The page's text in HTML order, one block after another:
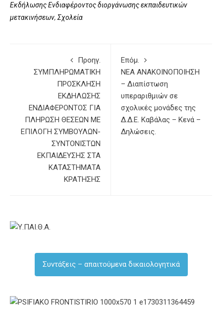
Εκδήλωσης Ενδιαφέροντος διοργάνωσης εκπαιδευτικών
μετακινήσεων, Σχολεία
Προηγ.
ΣΥΜΠΛΗΡΩΜΑΤΙΚΗ
ΠΡΟΣΚΛΗΣΗ
ΕΚΔΗΛΩΣΗΣ
ΕΝΔΙΑΦΕΡΟΝΤΟΣ ΓΙΑ
ΠΛΗΡΩΣΗ ΘΕΣΕΩΝ ΜΕ
ΕΠΙΛΟΓΗ ΣΥΜΒΟΥΛΩΝ-
ΣΥΝΤΟΝΙΣΤΩΝ
ΕΚΠΑΙΔΕΥΣΗΣ ΣΤΑ
ΚΑΤΑΣΤΗΜΑΤΑ
ΚΡΑΤΗΣΗΣ
Επόμ.
ΝΕΑ ΑΝΑΚΟΙΝΟΠΟΙΗΣΗ
– Διαπίστωση
υπεραριθμιών σε
σχολικές μονάδες της
Δ.Δ.Ε. Καβάλας – Κενά –
Δηλώσεις.
Συντάξεις – απαιτούμενα δικαιολογητικά